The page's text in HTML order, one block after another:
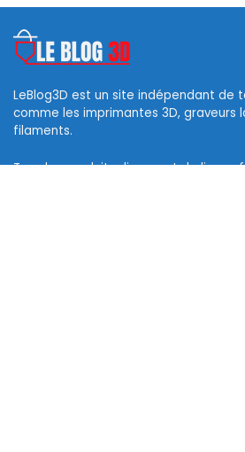
LeBlog3D est un site indépendant de
comme les imprimantes 3D, graveurs
filaments.
Tous les produits disposent de liens